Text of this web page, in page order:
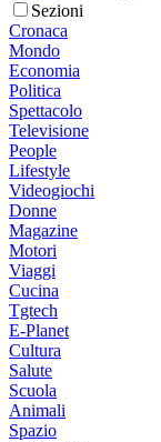
Sezioni
Cronaca
Mondo
Economia
Politica
Spettacolo
Televisione
People
Lifestyle
Videogiochi
Donne
Magazine
Motori
Viaggi
Cucina
Tgtech
E-Planet
Cultura
Salute
Scuola
Animali
Spazio